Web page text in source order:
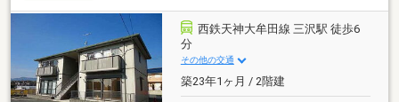
西鉄天神大牟田線 三沢駅 徒歩6
分
その他の交通
築23年1ヶ月 / 2階建